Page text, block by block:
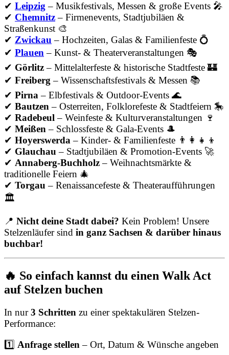
✔ Leipzig– Musikfestivals, Messen & große Events 🎤
✔ Chemnitz– Firmenevents, Stadtjubiläen &
Straßenkunst 🎨
✔ Zwickau – Hochzeiten, Galas & Familienfeste 💍
✔ Plauen– Kunst- & Theaterveranstaltungen 🎭
✔ Görlitz– Mittelalterfeste & historische Stadtfeste 🏰
✔ Freiberg– Wissenschaftsfestivals & Messen 📚
✔ Pirna– Elbfestivals & Outdoor-Events 🌊
✔ Bautzen– Osterreiten, Folklorefeste & Stadtfeiern 🎠
✔ Radebeul– Weinfeste & Kulturveranstaltungen 🍷
✔ Meißen– Schlossfeste & Gala-Events 🎩
✔ Hoyerswerda– Kinder- & Familienfeste 👨‍👩‍👧‍👦
✔ Glauchau – Stadtjubiläen & Promotion-Events 🚀
✔ Annaberg-Buchholz– Weihnachtsmärkte &
traditionelle Feiern 🎄
✔ Torgau – Renaissancefeste & Theateraufführungen
🏛
📍 Nicht deine Stadt dabei? Kein Problem! Unsere
Stelzenläufer sind in ganz Sachsen & darüber hinaus
buchbar!
🔥 So einfach kannst du einen Walk Act
auf Stelzen buchen
In nur3 Schritten zu einer spektakulären Stelzen-
Performance:
1️⃣ Anfrage stellen– Ort, Datum & Wünsche angeben